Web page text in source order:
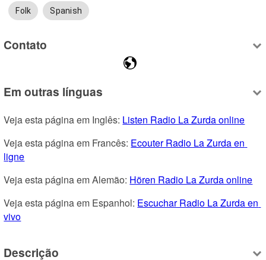
Folk Spanish
Contato
Em outras línguas
Veja esta página em Inglês: Listen Radio La Zurda online
Veja esta página em Francês: Ecouter Radio La Zurda en
ligne
Veja esta página em Alemão: Hören Radio La Zurda online
Veja esta página em Espanhol: Escuchar Radio La Zurda en
vivo
Descrição